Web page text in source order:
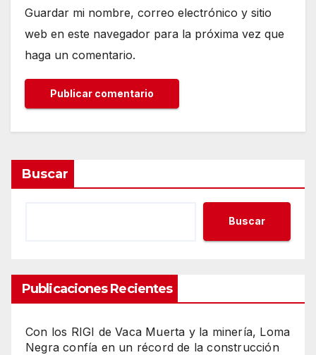
Guardar mi nombre, correo electrónico y sitio
web en este navegador para la próxima vez que
haga un comentario.
Buscar
Buscar
Publicaciones Recientes
Con los RIGI de Vaca Muerta y la minería, Loma
Negra confía en un récord de la construcción